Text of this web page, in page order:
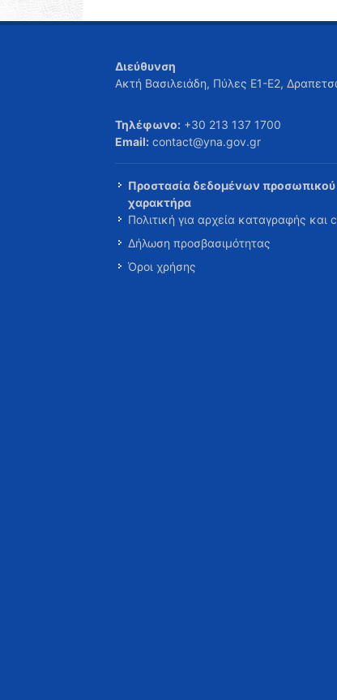
Διεύθυνση
Ακτή Βασιλειάδη, Πύλες Ε1-Ε2,
Τηλέφωνο: +30 213 137 1700
Email: contact@yna.gov.gr
Προστασία δεδομένων προσωπικού
χαρακτήρα
Πολιτική για αρχεία καταγραφής και
Δήλωση προσβασιμότητας
Όροι χρήσης